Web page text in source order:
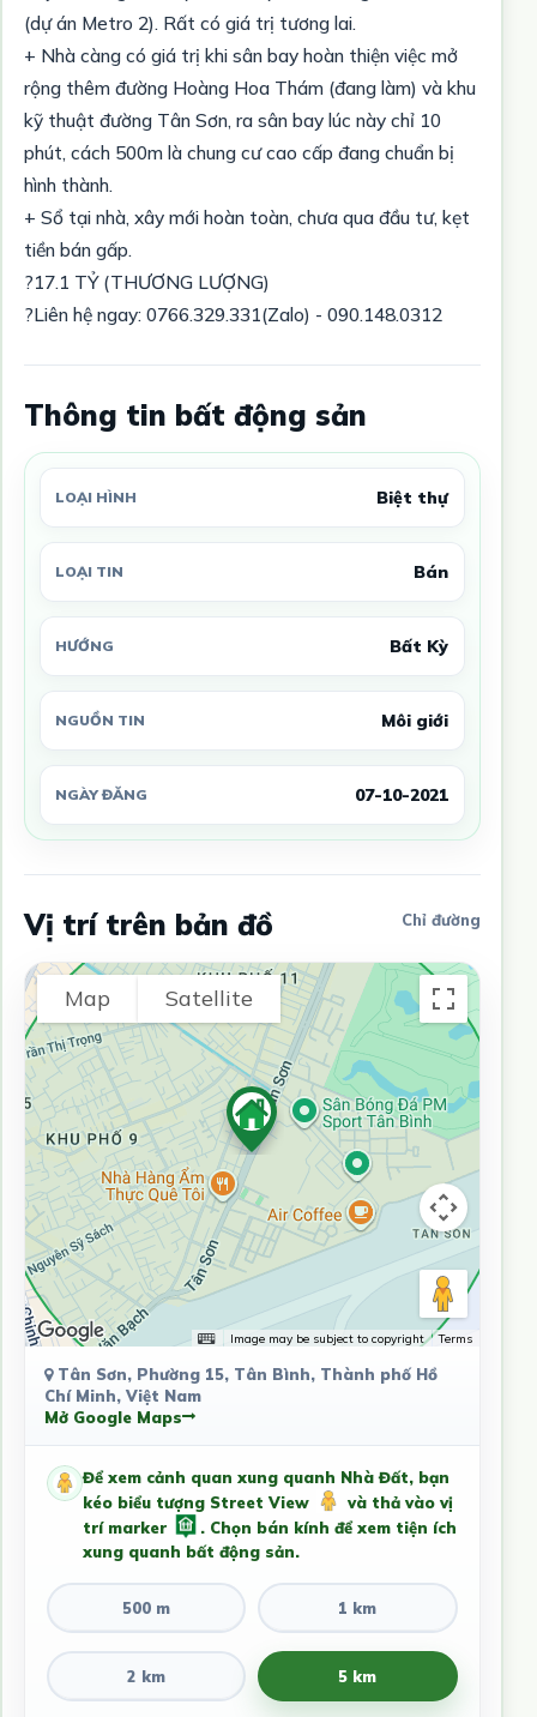
(dự án Metro 2). Rất có giá trị tương lai.
+ Nhà càng có giá trị khi sân bay hoàn thiện việc mở
rộng thêm đường Hoàng Hoa Thám (đang làm) và khu
kỹ thuật đường Tân Sơn, ra sân bay lúc này chỉ 10
phút, cách 500m là chung cư cao cấp đang chuẩn bị
hình thành.
+ Sổ tại nhà, xây mới hoàn toàn, chưa qua đầu tư, kẹt
tiền bán gấp.
?17.1 TỶ (THƯƠNG LƯỢNG)
?Liên hệ ngay: 0766.329.331(Zalo) - 090.148.0312
Thông tin bất động sản
LOẠI HÌNH Biệt thự
LOẠI TIN Bán
HƯỚNG Bất Kỳ
NGUỒN TIN Môi giới
NGÀY ĐĂNG 07-10-2021
Vị trí trên bản đồ Chỉ đường
Map Satellite
Image may be subject to copyright Terms
Tân Sơn, Phường 15, Tân Bình, Thành phố Hồ
Chí Minh, Việt Nam
Mở Google Maps
Để xem cảnh quan xung quanh Nhà Đất, bạn
kéo biểu tượng Street View
và thả vào vị
trí marker
. Chọn bán kính để xem tiện ích
xung quanh bất động sản.
500 m 1 km
2 km 5 km